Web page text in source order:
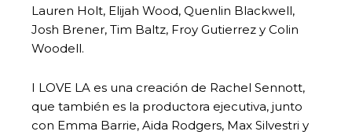
Lauren Holt, Elijah Wood, Quenlin Blackwell,
Josh Brener, Tim Baltz, Froy Gutierrez y Colin
Woodell.
I LOVE LA es una creación de Rachel Sennott,
que también es la productora ejecutiva, junto
con Emma Barrie, Aida Rodgers, Max Silvestri y